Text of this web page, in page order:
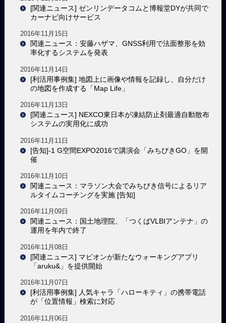
[関連ニュース] ゼンリンデータコムと博報堂DYが共同で
カーナビ向けサービス
2016年11月15日
関連ニュース：安藤ハザマ、GNSS利用で法面整形を効
率化するシステムを発表
2016年11月14日
[利活用事例集] 地図上に画像や情報を記録し、自分だけ
の地図を作成する「Map Life」
2016年11月13日
[関連ニュース] NEXCO東日本が凍結防止剤最適自動散布
システムの実用化に成功
2016年11月11日
[告知]-1 G空間EXPO2016で講演会「みちびきGO」を開
催
2016年11月10日
関連ニュース：マラソン大会でみちびき信号によるリア
ルタイムコーチングを実施 [告知]
2016年11月09日
関連ニュース：国土地理院、「つくばVLBIアンテナ」の
運用を年内で終了
2016年11月08日
[関連ニュース] マピオンが新たなウォーキングアプリ
「aruku&」を提供開始
2016年11月07日
[利活用事例集] 人気キャラ「ハローキティ」の携帯電話
が「位置情報」検索に対応
2016年11月06日